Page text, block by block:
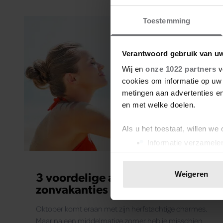
Toestemming
Verantwoord gebruik van
Wij en onze 1022 partners
cookies om informatie op
metingen aan advertenties
en met welke doelen.
Als u het toestaat, willen we
Informatie
Uw apparaat
toestemming op elk
Weigeren
3 voordelige all-inclusive
zonvakanties in oktober
Oktober komt eraan met zijn herfstachtige charmes.
Maar na een middelmatige zomer heb je misschien